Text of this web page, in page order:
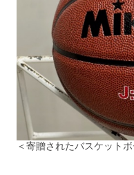
＜寄贈されたバスケットボ